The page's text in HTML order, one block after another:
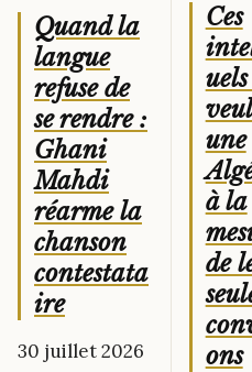
Quand la
langue
refuse de
se rendre :
Ghani
Mahdi
réarme la
chanson
contestata
ire
30 juillet 2026
Ces
une
à la
de
ons